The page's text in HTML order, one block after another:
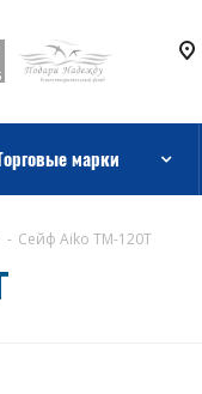
марки
- Сейф Aiko TM-120T